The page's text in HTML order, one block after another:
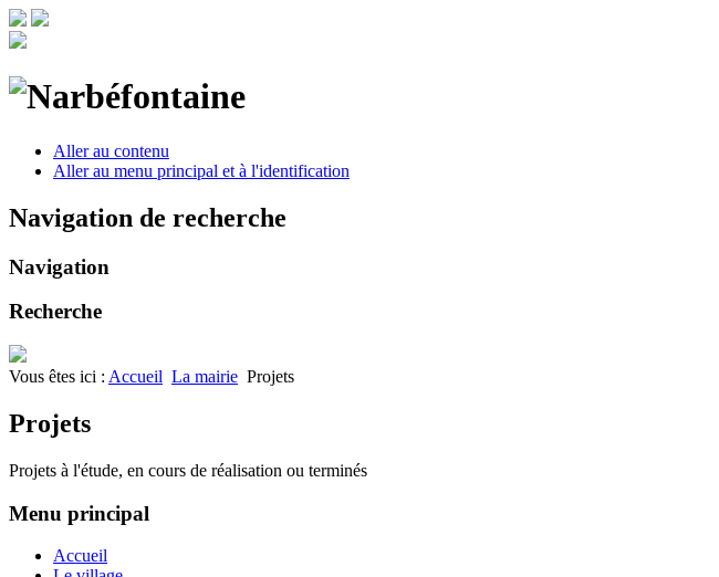
Aller au contenu
Aller au menu principal et à l'identification
Navigation de recherche
Navigation
Recherche
Vous êtes ici : Accueil La mairie Projets
Projets
Projets à l'étude, en cours de réalisation ou terminés
Menu principal
Accueil